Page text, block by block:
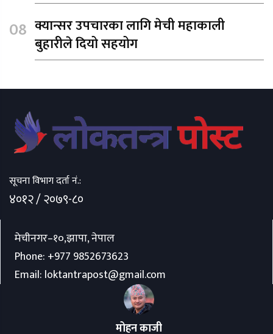
क्यान्सर उपचारका लागि मेची महाकाली
बुहारीले दियो सहयोग
सूचना विभाग दर्ता नं.:
४०१२ / २०७९-८०
मेचीनगर–१०,झापा, नेपाल
Phone: +977 9852673623
Email: loktantrapost@gmail.com
मोहन काजी